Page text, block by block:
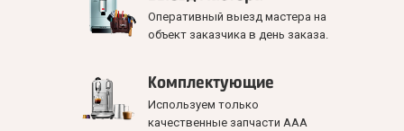
Оперативный выезд мастера на
объект заказчика в день заказа.
Комплектующие
Используем только
качественные запчасти ААА